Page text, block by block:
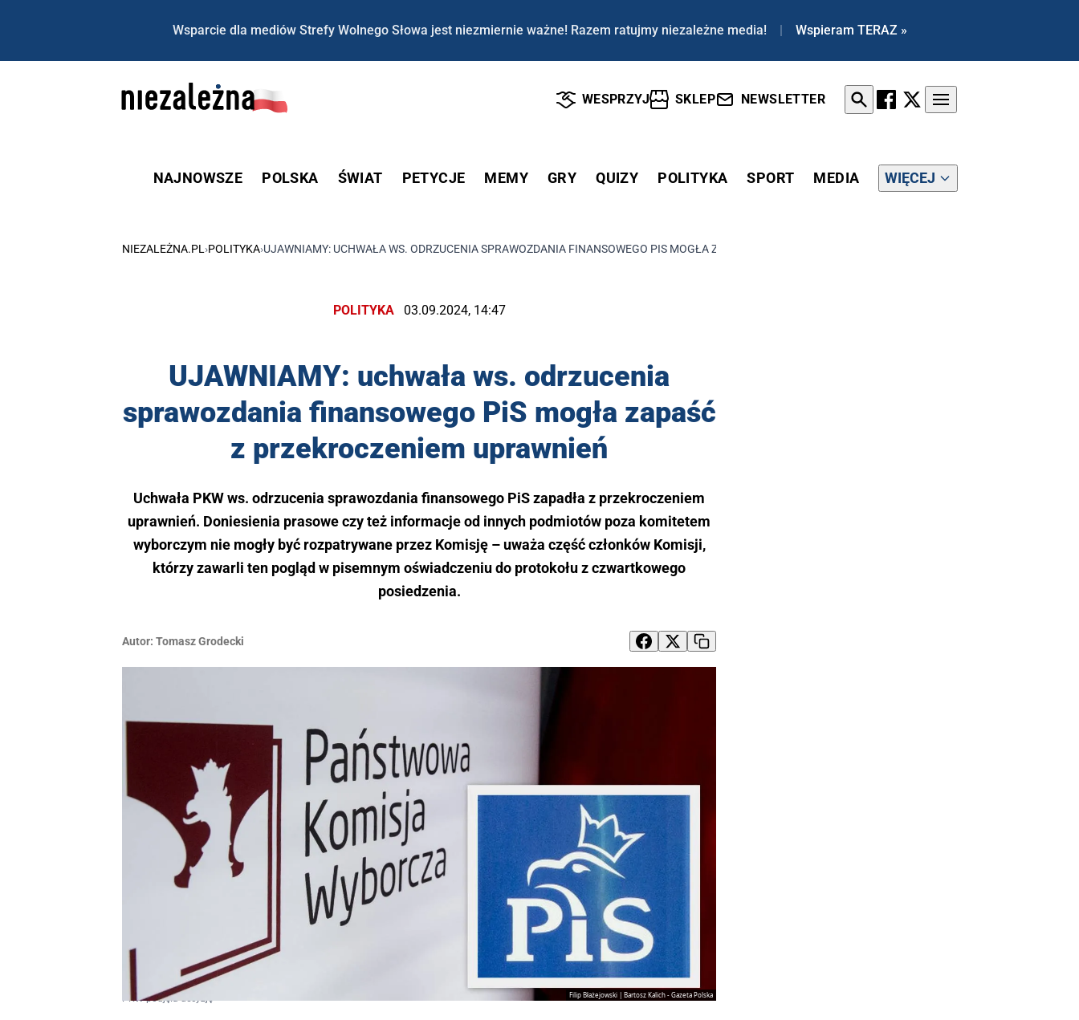
Wsparcie dla mediów Strefy Wolnego Słowa jest niezmiernie ważne! Razem ratujmy niezależne media! | Wspieram TERAZ »
WESPRZYJ SKLEP NEWSLETTER
NAJNOWSZE POLSKA ŚWIAT PETYCJE MEMY GRY QUIZY POLITYKA SPORT MEDIA WIĘCEJ
NIEZALEŻNA.PL ›POLITYKA›UJAWNIAMY: UCHWAŁA WS. ODRZUCENIA SPRAWOZDANIA FINANSOWEGO PIS MOGŁA ZAPAŚĆ Z PRZEKROCZENIEM UPRAWNIEŃ
POLITYKA 03.09.2024, 14:47
UJAWNIAMY: uchwała ws. odrzucenia
sprawozdania finansowego PiS mogła zapaść
z przekroczeniem uprawnień
Uchwała PKW ws. odrzucenia sprawozdania finansowego PiS zapadła z przekroczeniem
uprawnień. Doniesienia prasowe czy też informacje od innych podmiotów poza komitetem
wyborczym nie mogły być rozpatrywane przez Komisję – uważa część członków Komisji,
którzy zawarli ten pogląd w pisemnym oświadczeniu do protokołu z czwartkowego
posiedzenia.
Autor: Tomasz Grodecki
Filip Błażejowski | Bartosz Kalich - Gazeta Polska
PKW podjęła decyzję